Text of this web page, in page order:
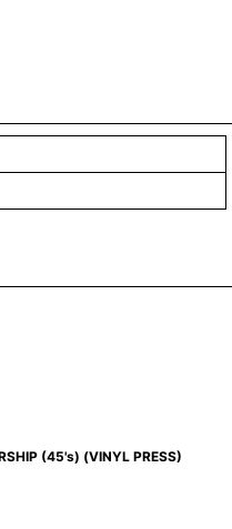
(45's) (VINYL PRESS)